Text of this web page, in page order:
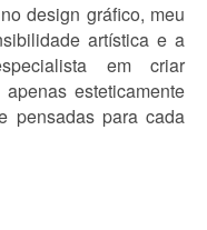
design gráfico, meu
artística e a
em criar
esteticamente
pensadas para cada